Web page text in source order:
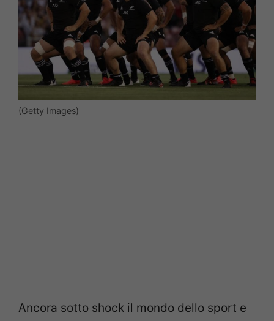
(Getty Images)
Ancora sotto shock il mondo dello sport e